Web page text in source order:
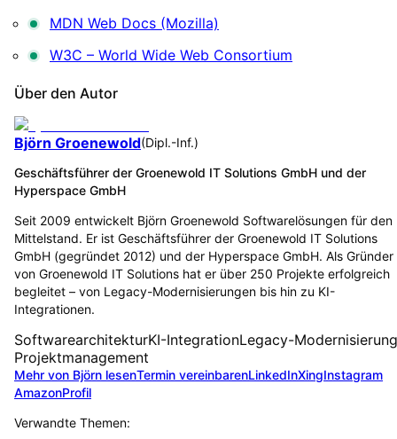
MDN Web Docs (Mozilla)
W3C – World Wide Web Consortium
Über den Autor
Björn Groenewold(Dipl.-Inf.)
Geschäftsführer der Groenewold IT Solutions GmbH und der
Hyperspace GmbH
Seit 2009 entwickelt Björn Groenewold Softwarelösungen für den
Mittelstand. Er ist Geschäftsführer der Groenewold IT Solutions
GmbH (gegründet 2012) und der Hyperspace GmbH. Als Gründer
von Groenewold IT Solutions hat er über 250 Projekte erfolgreich
begleitet – von Legacy-Modernisierungen bis hin zu KI-
Integrationen.
SoftwarearchitekturKI-IntegrationLegacy-Modernisierung
Projektmanagement
Mehr von Björn lesenTermin vereinbarenLinkedInXingInstagram
AmazonProfil
Verwandte Themen: